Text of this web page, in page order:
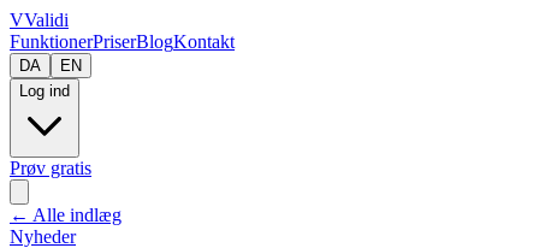
VValidi
FunktionerPriserBlogKontakt
DA
EN
Log ind
Prøv gratis
← Alle indlæg
Nyheder